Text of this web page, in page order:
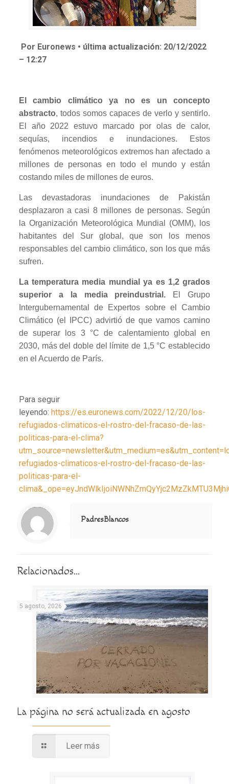
Por Euronews • última actualización: 20/12/2022
– 12:27
El cambio climático ya no es un concepto
abstracto, todos somos capaces de verlo y sentirlo.
El año 2022 estuvo marcado por olas de calor,
sequías, incendios e inundaciones. Estos
fenómenos meteorológicos extremos han afectado a
millones de personas en todo el mundo y están
costando miles de millones de euros.
Las devastadoras inundaciones de Pakistán
desplazaron a casi 8 millones de personas. Según
la Organización Meteorológica Mundial (OMM), los
habitantes del Sur global, que son los menos
responsables del cambio climático, son los que más
sufren.
La temperatura media mundial ya es 1,2 grados
superior a la media preindustrial. El Grupo
Intergubernamental de Expertos sobre el Cambio
Climático (el IPCC) advirtió de que vamos camino
de superar los 3 °C de calentamiento global en
2030, más del doble del límite de 1,5 °C establecido
en el Acuerdo de París.
Para seguir
leyendo: https://es.euronews.com/2022/12/20/los-
refugiados-climaticos-el-rostro-del-fracaso-de-las-
politicas-para-el-clima?
refugiados-climaticos-el-rostro-del-fracaso-de-las-
politicas-para-el-
Notice
: Trying to access array offset on value of type null in
/home/misioner/public_html/padresblancos/themes/betheme/includes/content-single.php
on line
286
PadresBlancos
Relacionados...
5 agosto, 2026
La página no será actualizada en agosto
Leer más